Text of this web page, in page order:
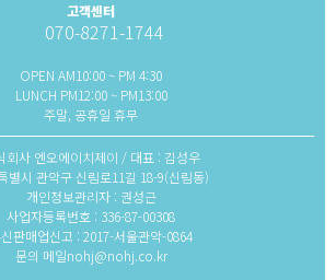
고객센터
070-8271-1744
OPEN AM10:00 ~ PM 4:30
LUNCH PM12:00 ~ PM13:00
주말, 공휴일 휴무
회사 엔오에이치제이 / 대표 : 김성우
별시 관악구 신림로11길 18-9(신림동)
개인정보관리자 : 권성근
사업자등록번호 : 336-87-00308
판매업신고 : 2017-서울관악-0864
문의 메일nohj@nohj.co.kr